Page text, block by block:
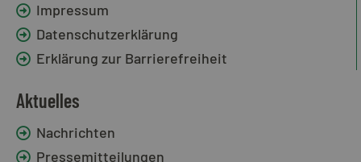
Impressum
Datenschutzerklärung
Erklärung zur Barrierefreiheit
Aktuelles
Nachrichten
Pressemitteilungen